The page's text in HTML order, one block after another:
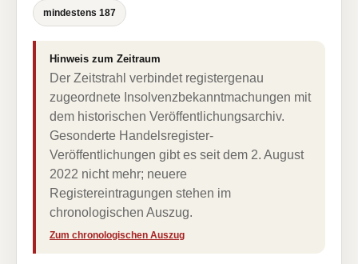
mindestens 187
Hinweis zum Zeitraum
Der Zeitstrahl verbindet registergenau
zugeordnete Insolvenzbekanntmachungen mit
dem historischen Veröffentlichungsarchiv.
Gesonderte Handelsregister-
Veröffentlichungen gibt es seit dem 2. August
2022 nicht mehr; neuere
Registereintragungen stehen im
chronologischen Auszug.
Zum chronologischen Auszug